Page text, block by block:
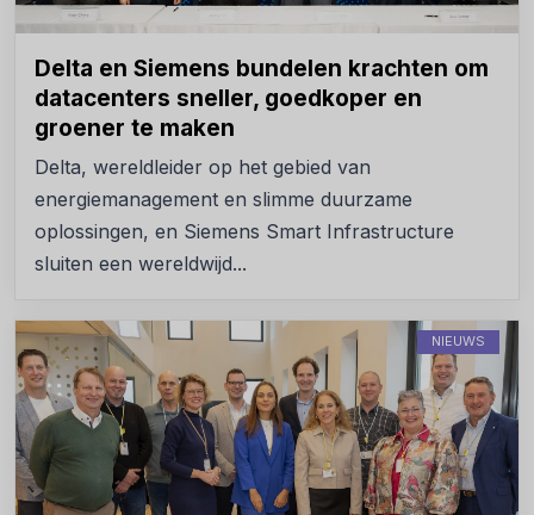
Delta en Siemens bundelen krachten om
datacenters sneller, goedkoper en
groener te maken
Delta, wereldleider op het gebied van
energiemanagement en slimme duurzame
oplossingen, en Siemens Smart Infrastructure
sluiten een wereldwijd...
NIEUWS